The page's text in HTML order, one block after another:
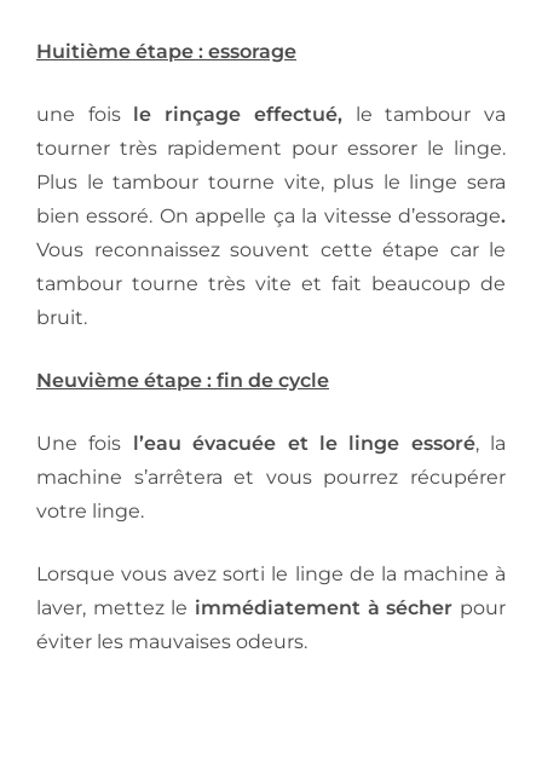
Huitième étape : essorage
une foisle rinçage effectué, le tambour va
tourner très rapidement pour essorer le linge.
Plus le tambour tourne vite, plus le linge sera
bien essoré. On appelle ça la vitesse d’essorage.
Vous reconnaissez souvent cette étape car le
tambour tourne très vite et fait beaucoup de
bruit.
Neuvième étape : fin de cycle
Une fois l’eau évacuée et le linge essoré, la
machine s’arrêtera et vous pourrez récupérer
votre linge.
Lorsque vous avez sorti le linge de la machine à
laver, mettez le immédiatement à sécher pour
éviter les mauvaises odeurs.